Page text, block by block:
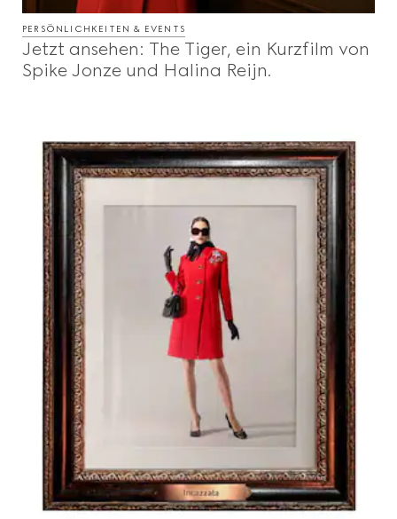
PERSÖNLICHKEITEN & EVENTS
Jetzt ansehen: The Tiger, ein Kurzfilm von
Spike Jonze und Halina Reijn.